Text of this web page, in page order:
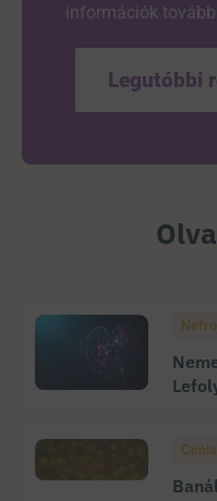
információk
Legutóbbi